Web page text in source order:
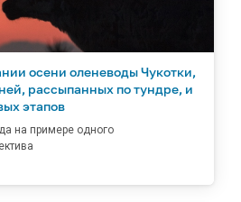
осени оленеводы Чукотки,
рассыпанных по тундре, и
этапов
на примере одного